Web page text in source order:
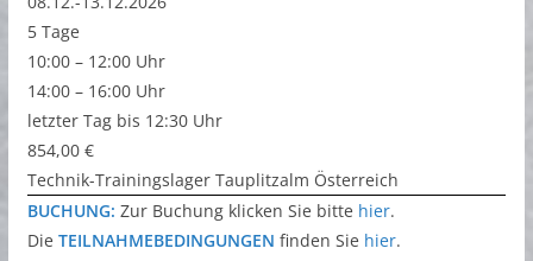
5 Tage
10:00 – 12:00 Uhr
14:00 – 16:00 Uhr
letzter Tag bis 12:30 Uhr
854,00 €
Technik-Trainingslager Tauplitzalm Österreich
BUCHUNG: Zur Buchung klicken Sie bitte hier.
Die TEILNAHMEBEDINGUNGEN finden Sie hier.